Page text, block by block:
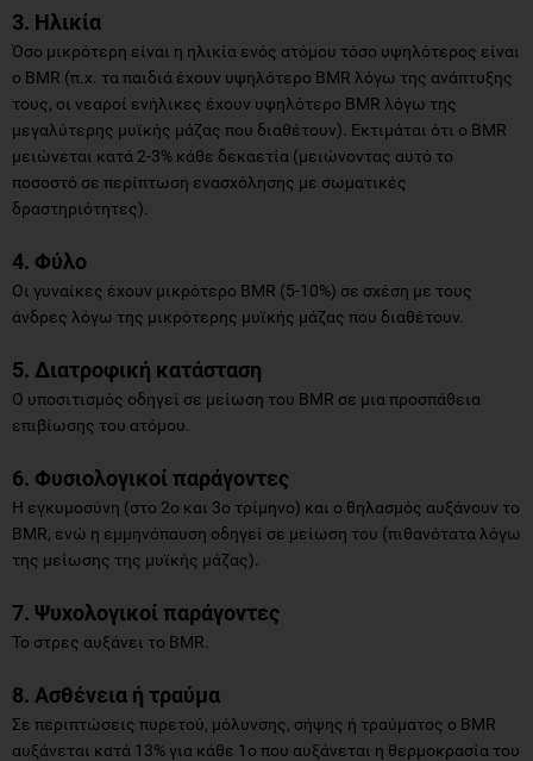
3. Ηλικία
Όσο μικρότερη είναι η ηλικία ενός ατόμου τόσο υψηλότερος είναι
ο BMR (π.χ. τα παιδιά έχουν υψηλότερο BMR λόγω της ανάπτυξης
τους, οι νεαροί ενήλικες έχουν υψηλότερο BMR λόγω της
μεγαλύτερης μυϊκής μάζας που διαθέτουν). Εκτιμάται ότι ο BMR
μειώνεται κατά 2-3% κάθε δεκαετία (μειώνοντας αυτό το
ποσοστό σε περίπτωση ενασχόλησης με σωματικές
δραστηριότητες).
4. Φύλο
Οι γυναίκες έχουν μικρότερο BMR (5-10%) σε σχέση με τους
άνδρες λόγω της μικρότερης μυϊκής μάζας που διαθέτουν.
5. Διατροφική κατάσταση
Ο υποσιτισμός οδηγεί σε μείωση του BMR σε μια προσπάθεια
επιβίωσης του ατόμου.
6. Φυσιολογικοί παράγοντες
Η εγκυμοσύνη (στο 2ο και 3ο τρίμηνο) και ο θηλασμός αυξάνουν το
BMR, ενώ η εμμηνόπαυση οδηγεί σε μείωση του (πιθανότατα λόγω
της μείωσης της μυϊκής μάζας).
7. Ψυχολογικοί παράγοντες
Το στρες αυξάνει το BMR.
8. Ασθένεια ή τραύμα
Σε περιπτώσεις πυρετού, μόλυνσης, σήψης ή τραύματος ο BMR
αυξάνεται κατά 13% για κάθε 1ο που αυξάνεται η θερμοκρασία του